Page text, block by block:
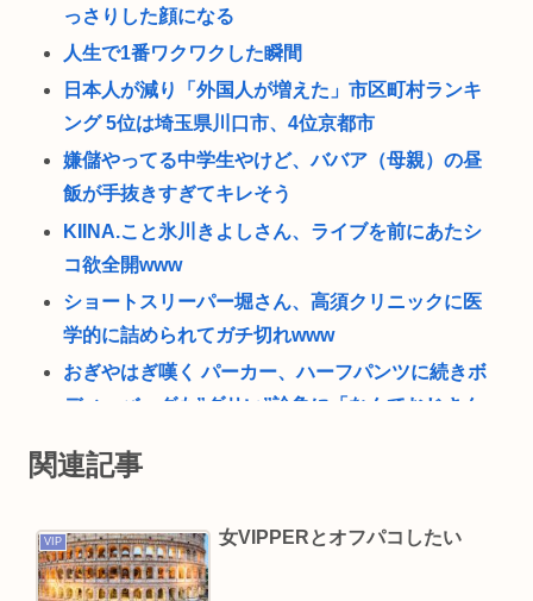
っさりした顔になる
人生で1番ワクワクした瞬間
日本人が減り「外国人が増えた」市区町村ランキ
ング 5位は埼玉県川口市、4位京都市
嫌儲やってる中学生やけど、ババア（母親）の昼
飯が手抜きすぎてキレそう
KIINA.こと氷川きよしさん、ライブを前にあたシ
コ欲全開www
ショートスリーパー堀さん、高須クリニックに医
学的に詰められてガチ切れwww
おぎやはぎ嘆く パーカー、ハーフパンツに続きボ
ディーバッグも”ダサい”論争に「なんでおじさん
「OMANNEKO」がプラモデルになった！”刺さる
夏休み全く面白くないんだが
フォント、値上げで使えなくなる
関連記事
VIP 女VIPPERとオフパコしたい